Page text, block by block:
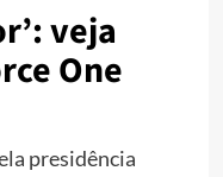
veja
One
presidência